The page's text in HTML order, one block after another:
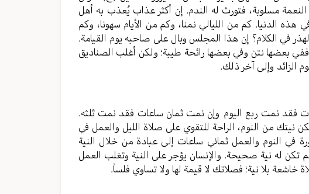
مسلوبة، فتورث له الندم. إن أكثر عذاب يُعذب به أهل
هذه الدنيا. كم من الليالي نمنا، وكم من الأيام سهونا، وكم
في الكلام؟ إن هذا المجلس وبال على صاحبه يوم القيامة.
بعضها نتن وفي بعضها رائحة طيبة؛ ولكن أغلب الصناديق
الزائد وإلى آخر ذلك.
فقد نمت ربع اليوم وإن نمت ثمان ساعات فقد نمت ثلثه.
نيتك من النوم، الراحة للتقوي على صلاة الليل والعمل في
في النوم والعمل ثماني ساعات إلى عبادة من خلال النية
تكن له نية صحيحة. والإنسان يؤجر على النية وتغلب العمل
بلا نية؛ فصلاتك لا قيمة لها ولا تساوي فلساً.